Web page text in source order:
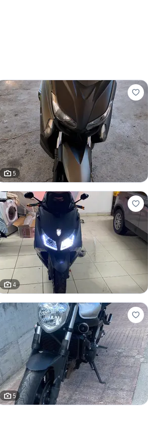
5
4
5